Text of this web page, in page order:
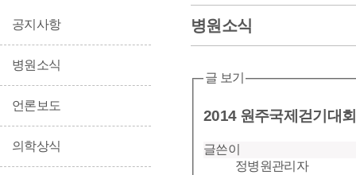
공지사항
병원소식
언론보도
의학상식
병원소식
글 보기
2014 원주국제걷기대
글쓴이
정병원관리자